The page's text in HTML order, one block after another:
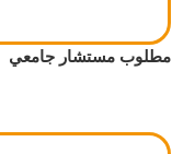
مطلوب مستشار جامعي